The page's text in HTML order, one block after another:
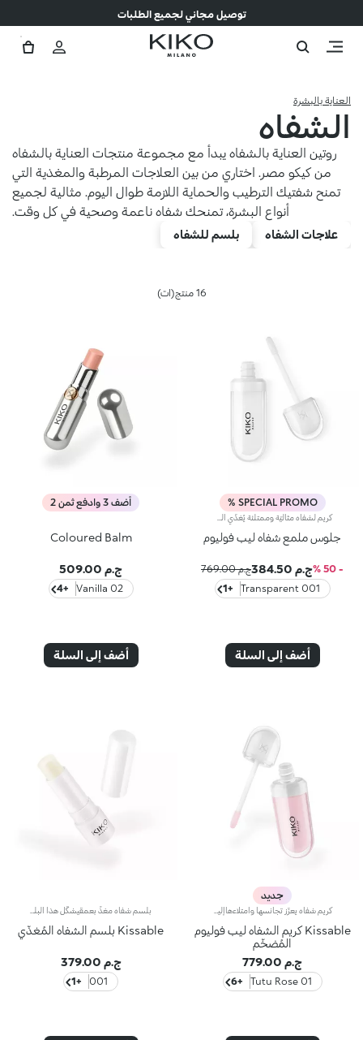
توصيل مجاني لجميع الطلبات
العناية بالبشرة
الشفاه
روتين العناية بالشفاه يبدأ مع مجموعة منتجات العناية بالشفاه
من كيكو مصر. اختاري من بين العلاجات المرطبة والمغذية التي
تمنح شفتيك الترطيب والحماية اللازمة طوال اليوم. مثالية لجميع
أنواع البشرة، تمنحك شفاه ناعمة وصحية في كل وقت.
علاجات الشفاه بلسم للشفاه
16 منتج(ات)
SPECIAL PROMO %
جلوس ملمع شفاه ليب فوليوم
- 50 % ج.م 384.50
ج.م 769.00
001 Transparent
+1
أضف إلى السلة
أضف 3 وادفع ثمن 2
Coloured Balm
ج.م 509.00
02 Vanilla
+4
أضف إلى السلة
جديد
Kissable كريم الشفاه ليب فوليوم
المُضخّم
ج.م 779.00
01 Tutu Rose
+6
Kissable بلسم الشفاه المُغذّي
ج.م 379.00
001
+1